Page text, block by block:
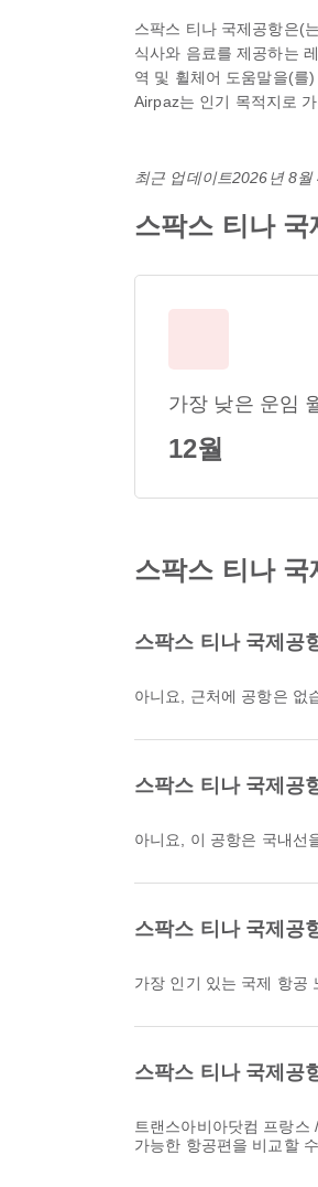
스팍스 티나 국제공항은(
식사와 음료를 제공하는
역 및 휠체어 도움말을(를
Airpaz는 인기 목적지로
최근 업데이트2026년 8월
스팍스 티나
가장 낮은 운임
12월
스팍스 티나
스팍스 티나 국제공
아니요, 근처에 공항은 없
스팍스 티나 국제공
아니요, 이 공항은 국내
스팍스 티나 국제공
가장 인기 있는 국제 항공
스팍스 티나 국제공
트랜스아비아닷컴 프랑스 / Transavia France의 항공편 중 항공편 번호 TO8099로 운항되는 파리행 가장 이른 항공편은 11:00에 출발합니다. Airpaz에서 해당 일정과 다른 이용
가능한 항공편을 비교할